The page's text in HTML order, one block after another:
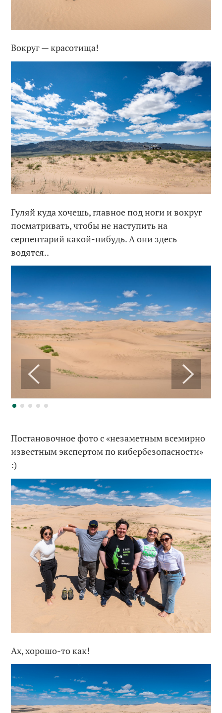
Вокруг — красотища!
Гуляй куда хочешь, главное под ноги и вокруг
посматривать, чтобы не наступить на
серпентарий какой-нибудь. А они здесь
водятся..
Постановочное фото с «незаметным всемирно
известным экспертом по кибербезопасности»
:)
Ах, хорошо-то как!